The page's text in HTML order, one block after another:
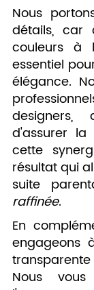
Nous
détails, car
couleurs à
essentiel
élégance.
d'assurer
cette
résultat qui
suite
raffinée.
En
engageons
Nous